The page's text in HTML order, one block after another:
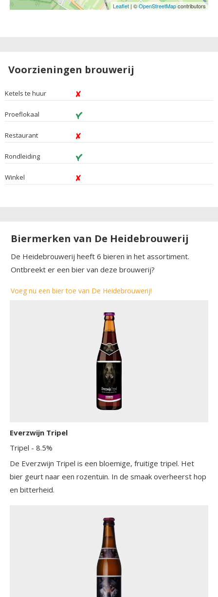
Leaflet | ©OpenStreetMapcontributors
Voorzieningen brouwerij
Ketels te huur
Proeflokaal
Restaurant
Rondleiding
Winkel
Biermerken van De Heidebrouwerij
De Heidebrouwerij heeft 6 bieren in het assortiment.
Ontbreekt er een bier van deze brouwerij?
Voeg nu een bier toe van De Heidebrouwerij!
Everzwijn Tripel
Tripel - 8.5%
De Everzwijn Tripel is een bloemige, fruitige tripel. Het
bier geurt naar een rozentuin. In de smaak overheerst hop
en bitterheid.